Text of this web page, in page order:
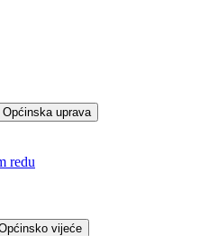
Općinska uprava
redu
vijeće